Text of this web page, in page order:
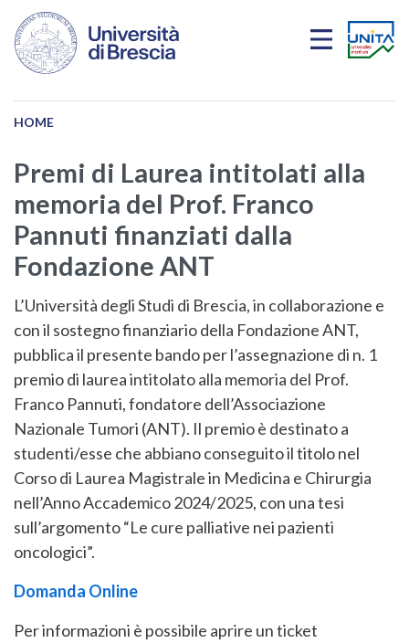
Salta al contenuto principale
HOME
Premi di Laurea intitolati alla
memoria del Prof. Franco
Pannuti finanziati dalla
Fondazione ANT
L’Università degli Studi di Brescia, in collaborazione e
con il sostegno finanziario della Fondazione ANT,
pubblica il presente bando per l’assegnazione di n. 1
premio di laurea intitolato alla memoria del Prof.
Franco Pannuti, fondatore dell’Associazione
Nazionale Tumori (ANT). Il premio è destinato a
studenti/esse che abbiano conseguito il titolo nel
Corso di Laurea Magistrale in Medicina e Chirurgia
nell’Anno Accademico 2024/2025, con una tesi
sull’argomento “Le cure palliative nei pazienti
oncologici”.
Domanda Online
Per informazioni è possibile aprire un ticket